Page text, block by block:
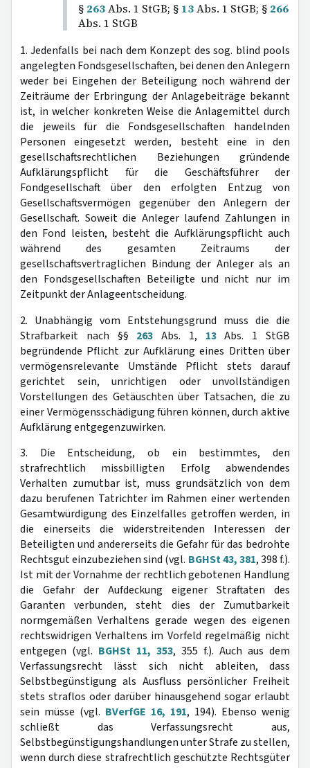
§ 263Abs. 1 StGB; § 13Abs. 1 StGB; § 266
Abs. 1 StGB
1. Jedenfalls bei nach dem Konzept des sog. blind pools
angelegten Fondsgesellschaften, bei denen den Anlegern
weder bei Eingehen der Beteiligung noch während der
Zeiträume der Erbringung der Anlagebeiträge bekannt
ist, in welcher konkreten Weise die Anlagemittel durch
die jeweils für die Fondsgesellschaften handelnden
Personen eingesetzt werden, besteht eine in den
gesellschaftsrechtlichen Beziehungen gründende
Aufklärungspflicht für die Geschäftsführer der
Fondgesellschaft über den erfolgten Entzug von
Gesellschaftsvermögen gegenüber den Anlegern der
Gesellschaft. Soweit die Anleger laufend Zahlungen in
den Fond leisten, besteht die Aufklärungspflicht auch
während des gesamten Zeitraums der
gesellschaftsvertraglichen Bindung der Anleger als an
den Fondsgesellschaften Beteiligte und nicht nur im
Zeitpunkt der Anlageentscheidung.
2. Unabhängig vom Entstehungsgrund muss die die
Strafbarkeit nach §§ 263 Abs. 1, 13Abs. 1 StGB
begründende Pflicht zur Aufklärung eines Dritten über
vermögensrelevante Umstände Pflicht stets darauf
gerichtet sein, unrichtigen oder unvollständigen
Vorstellungen des Getäuschten über Tatsachen, die zu
einer Vermögensschädigung führen können, durch aktive
Aufklärung entgegenzuwirken.
3. Die Entscheidung, ob ein bestimmtes, den
strafrechtlich missbilligten Erfolg abwendendes
Verhalten zumutbar ist, muss grundsätzlich von dem
dazu berufenen Tatrichter im Rahmen einer wertenden
Gesamtwürdigung des Einzelfalles getroffen werden, in
die einerseits die widerstreitenden Interessen der
Beteiligten und andererseits die Gefahr für das bedrohte
Rechtsgut einzubeziehen sind (vgl. BGHSt 43, 381, 398 f.).
Ist mit der Vornahme der rechtlich gebotenen Handlung
die Gefahr der Aufdeckung eigener Straftaten des
Garanten verbunden, steht dies der Zumutbarkeit
normgemäßen Verhaltens gerade wegen des eigenen
rechtswidrigen Verhaltens im Vorfeld regelmäßig nicht
entgegen (vgl. BGHSt 11, 353, 355 f.). Auch aus dem
Verfassungsrecht lässt sich nicht ableiten, dass
Selbstbegünstigung als Ausfluss persönlicher Freiheit
stets straflos oder darüber hinausgehend sogar erlaubt
sein müsse (vgl. BVerfGE 16, 191, 194). Ebenso wenig
schließt das Verfassungsrecht aus,
Selbstbegünstigungshandlungen unter Strafe zu stellen,
wenn durch diese strafrechtlich geschützte Rechtsgüter